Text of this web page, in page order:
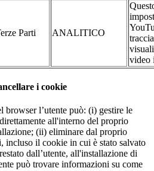
Parti ANALITICO
video
i cookie
browser l’utente può: (i) gestire le
all'interno del proprio
(ii) eliminare dal proprio
incluso il cookie in cui è stato salvato
dall’utente, all'installazione di
può trovare informazioni su come